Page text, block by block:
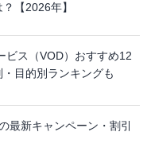
【2026年】
ビス（VOD）おすすめ12
目的別ランキングも
最新キャンペーン・割引